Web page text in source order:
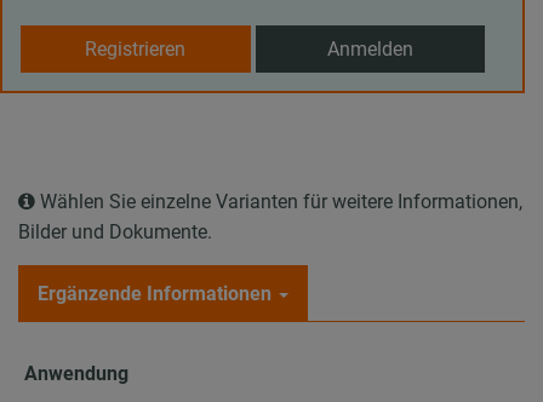
Registrieren Anmelden
Wählen Sie einzelne Varianten für weitere Informationen,
Bilder und Dokumente.
Ergänzende Informationen
Anwendung